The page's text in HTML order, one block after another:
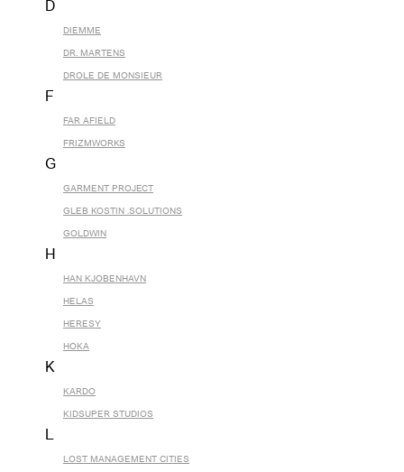
D
DIEMME
DR. MARTENS
DROLE DE MONSIEUR
F
FAR AFIELD
FRIZMWORKS
G
GARMENT PROJECT
GLEB KOSTIN .SOLUTIONS
GOLDWIN
H
HAN KJOBENHAVN
HELAS
HERESY
HOKA
K
KARDO
KIDSUPER STUDIOS
L
LOST MANAGEMENT CITIES